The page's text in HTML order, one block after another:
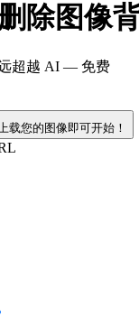
除图像
超越 AI — 免费
载您的图像即可开始！